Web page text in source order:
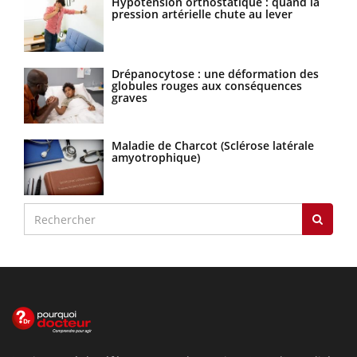
pression artérielle chute au lever
Drépanocytose : une déformation des
globules rouges aux conséquences
graves
Maladie de Charcot (Sclérose latérale
amyotrophique)